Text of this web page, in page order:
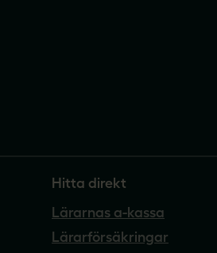
Hitta direkt
Lärarnas a-kassa
Lärarförsäkringar